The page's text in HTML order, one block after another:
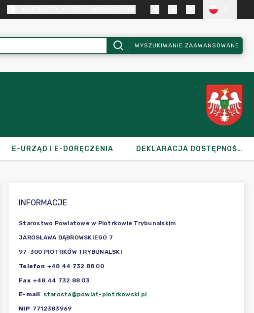
WYSZUKIWANIE ZAAWANSOWANE
E-URZĄD I E-DORĘCZENIA DEKLARACJA DOSTĘPNOŚCI
INFORMACJE
Starostwo Powiatowe w Piotrkowie Trybunalskim
JAROSŁAWA DĄBROWSKIEGO 7
97-300 PIOTRKÓW TRYBUNALSKI
Telefon +48 44 732 88 00
Fax +48 44 732 88 03
E-mail starosta@powiat-piotrkowski.pl
NIP 7712383969